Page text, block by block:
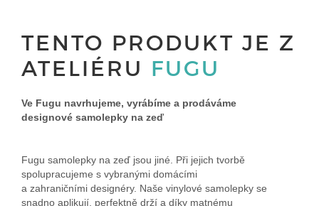
TENTO PRODUKT JE Z
ATELIÉRU FUGU
Ve Fugu navrhujeme, vyrábíme a prodáváme
designové samolepky na zeď
Fugu samolepky na zeď jsou jiné. Při jejich tvorbě
spolupracujeme s vybranými domácími
a zahraničními designéry. Naše vinylové samolepky se
snadno aplikují, perfektně drží a díky matnému